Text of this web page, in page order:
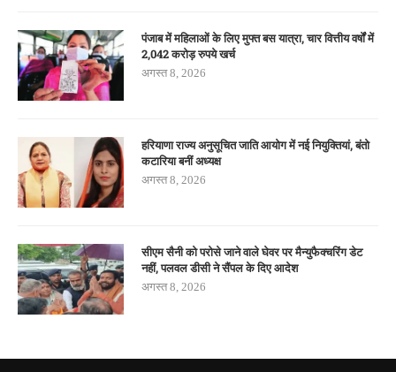
पंजाब में महिलाओं के लिए मुफ्त बस यात्रा, चार वित्तीय वर्षों में
2,042 करोड़ रुपये खर्च
अगस्त 8, 2026
हरियाणा राज्य अनुसूचित जाति आयोग में नई नियुक्तियां, बंतो
कटारिया बनीं अध्यक्ष
अगस्त 8, 2026
सीएम सैनी को परोसे जाने वाले घेवर पर मैन्युफैक्चरिंग डेट
नहीं, पलवल डीसी ने सैंपल के दिए आदेश
अगस्त 8, 2026